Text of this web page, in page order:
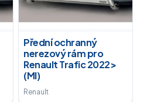
Přední ochranný
nerezový rám pro
Renault Trafic 2022>
(MI)
Renault